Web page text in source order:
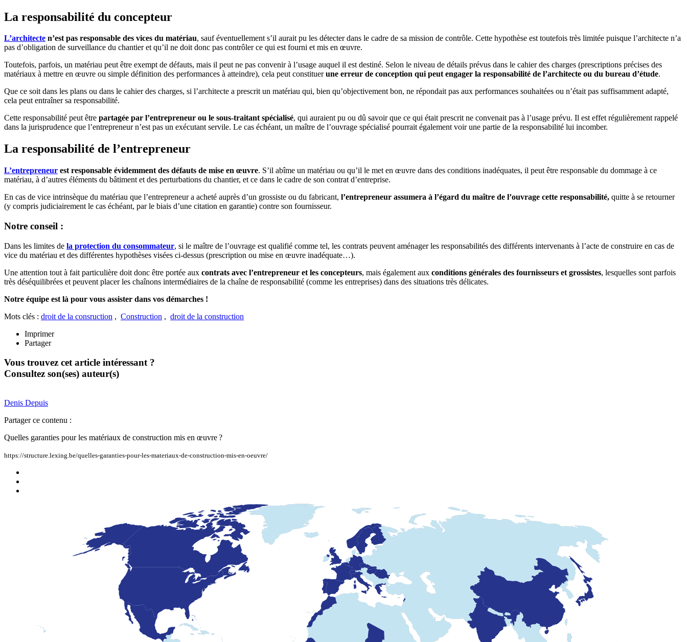
La responsabilité du concepteur
L’architecte n’est pas responsable des vices du matériau, sauf éventuellement s’il aurait pu les détecter dans le cadre de sa mission de contrôle. Cette hypothèse est toutefois très limitée puisque l’architecte n’a
pas d’obligation de surveillance du chantier et qu’il ne doit donc pas contrôler ce qui est fourni et mis en œuvre.
Toutefois, parfois, un matériau peut être exempt de défauts, mais il peut ne pas convenir à l’usage auquel il est destiné. Selon le niveau de détails prévus dans le cahier des charges (prescriptions précises des
matériaux à mettre en œuvre ou simple définition des performances à atteindre), cela peut constituerune erreur de conception qui peut engager la responsabilité de l’architecte ou du bureau d’étude.
Que ce soit dans les plans ou dans le cahier des charges, si l’architecte a prescrit un matériau qui, bien qu’objectivement bon, ne répondait pas aux performances souhaitées ou n’était pas suffisamment adapté,
cela peut entraîner sa responsabilité.
Cette responsabilité peut être partagée par l’entrepreneur ou le sous-traitant spécialisé, qui auraient pu ou dû savoir que ce qui était prescrit ne convenait pas à l’usage prévu. Il est effet régulièrement rappelé
dans la jurisprudence que l’entrepreneur n’est pas un exécutant servile. Le cas échéant, un maître de l’ouvrage spécialisé pourrait également voir une partie de la responsabilité lui incomber.
La responsabilité de l’entrepreneur
L’entrepreneur est responsable évidemment des défauts de mise en œuvre. S’il abîme un matériau ou qu’il le met en œuvre dans des conditions inadéquates, il peut être responsable du dommage à ce
matériau, à d’autres éléments du bâtiment et des perturbations du chantier, et ce dans le cadre de son contrat d’entreprise.
En cas de vice intrinsèque du matériau que l’entrepreneur a acheté auprès d’un grossiste ou du fabricant, l’entrepreneur assumera à l’égard du maître de l’ouvrage cette responsabilité, quitte à se retourner
(y compris judiciairement le cas échéant, par le biais d’une citation en garantie) contre son fournisseur.
Notre conseil :
Dans les limites de la protection du consommateur, si le maître de l’ouvrage est qualifié comme tel, les contrats peuvent aménager les responsabilités des différents intervenants à l’acte de construire en cas de
vice du matériau et des différentes hypothèses visées ci-dessus (prescription ou mise en œuvre inadéquate…).
Une attention tout à fait particulière doit donc être portée aux contrats avec l’entrepreneur et les concepteurs, mais également aux conditions générales des fournisseurs et grossistes, lesquelles sont parfois
très déséquilibrées et peuvent placer les chaînons intermédiaires de la chaîne de responsabilité (comme les entreprises) dans des situations très délicates.
Notre équipe est là pour vous assister dans vos démarches !
Mots clés : droit de la consruction , Construction , droit de la construction
Imprimer
Partager
Vous trouvez cet article intéressant ?
Consultez son(ses) auteur(s)
Denis Depuis
Partager ce contenu :
Quelles garanties pour les matériaux de construction mis en œuvre ?
https://structure.lexing.be/quelles-garanties-pour-les-materiaux-de-construction-mis-en-oeuvre/